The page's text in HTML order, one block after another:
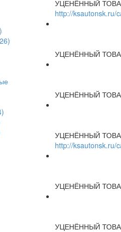
УЦЕНЁННЫЙ
http://ksautonsk.ru/
УЦЕНЁННЫЙ
УЦЕНЁННЫЙ
УЦЕНЁННЫЙ
http://ksautonsk.ru/
УЦЕНЁННЫЙ
УЦЕНЁННЫЙ